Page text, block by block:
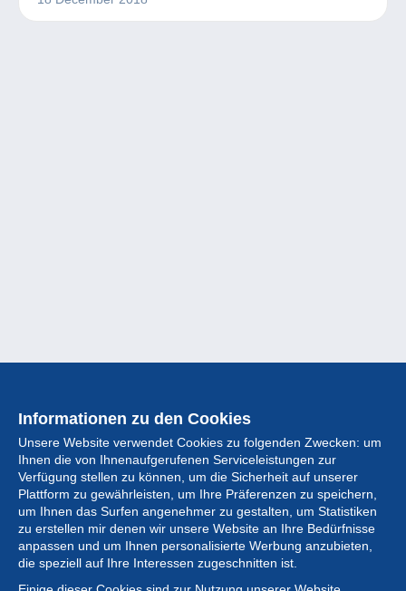
Informationen zu den Cookies
Unsere Website verwendet Cookies zu folgenden Zwecken: um
Ihnen die von Ihnenaufgerufenen Serviceleistungen zur
Verfügung stellen zu können, um die Sicherheit auf unserer
Plattform zu gewährleisten, um Ihre Präferenzen zu speichern,
um Ihnen das Surfen angenehmer zu gestalten, um Statistiken
zu erstellen mir denen wir unsere Website an Ihre Bedürfnisse
anpassen und um Ihnen personalisierte Werbung anzubieten,
die speziell auf Ihre Interessen zugeschnitten ist.
Sammlung